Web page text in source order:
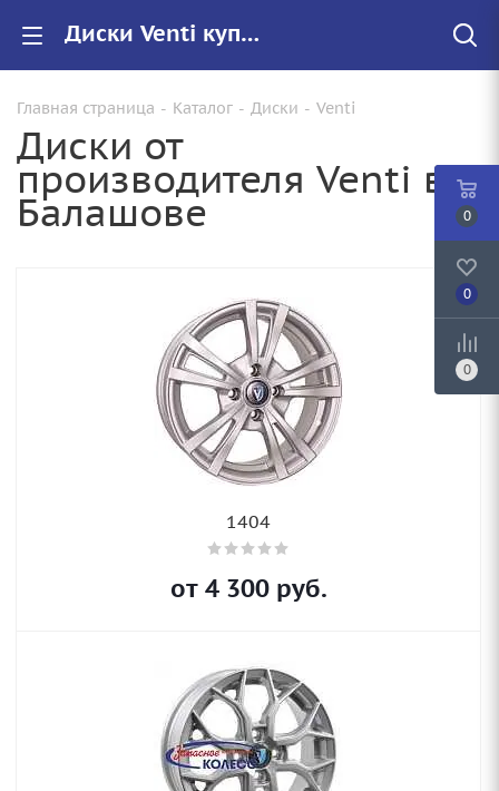
Диски Venti купить в Балашове, низкие цены на автомобильные диски
Главная страница - Каталог - Диски - Venti
Диски от
производителя Venti в
Балашове
1404
от 4 300руб.
0
0
0